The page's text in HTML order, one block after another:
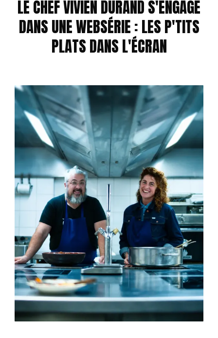
LE CHEF VIVIEN DURAND S'ENGAGE
DANS UNE WEBSÉRIE : LES P'TITS
PLATS DANS L'ÉCRAN